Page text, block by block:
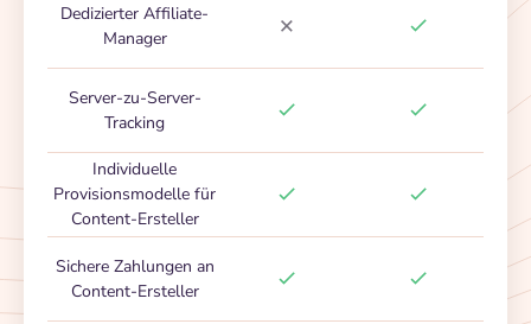
Dedizierter Affiliate-
Manager
Server-zu-Server-
Tracking
Individuelle
Provisionsmodelle für
Content-Ersteller
Sichere Zahlungen an
Content-Ersteller